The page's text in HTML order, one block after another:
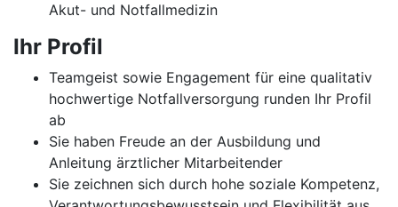
Akut- und Notfallmedizin
Ihr Profil
Teamgeist sowie Engagement für eine qualitativ
hochwertige Notfallversorgung runden Ihr Profil
ab
Sie haben Freude an der Ausbildung und
Anleitung ärztlicher Mitarbeitender
Sie zeichnen sich durch hohe soziale Kompetenz,